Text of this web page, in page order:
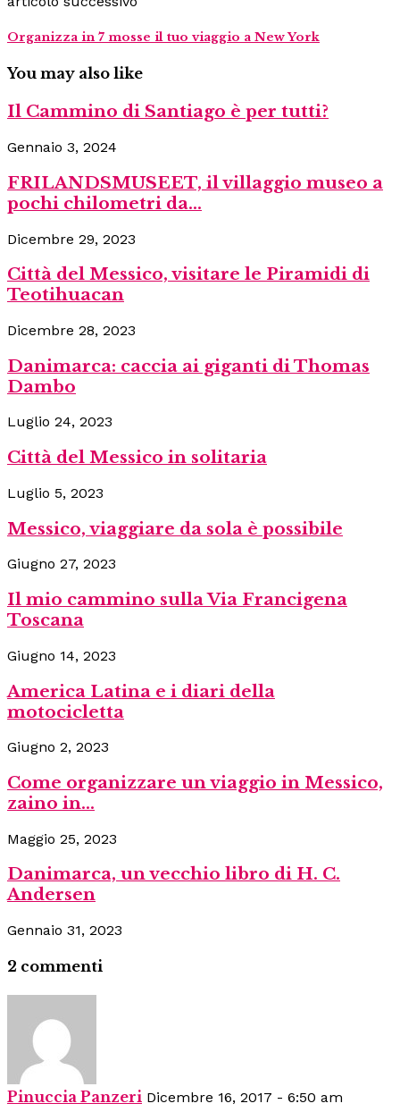
Organizza in 7 mosse il tuo viaggio a New York
You may also like
Il Cammino di Santiago è per tutti?
Gennaio 3, 2024
FRILANDSMUSEET, il villaggio museo a
pochi chilometri da...
Dicembre 29, 2023
Città del Messico, visitare le Piramidi di
Teotihuacan
Dicembre 28, 2023
Danimarca: caccia ai giganti di Thomas
Dambo
Luglio 24, 2023
Città del Messico in solitaria
Luglio 5, 2023
Messico, viaggiare da sola è possibile
Giugno 27, 2023
Il mio cammino sulla Via Francigena
Toscana
Giugno 14, 2023
America Latina e i diari della
motocicletta
Giugno 2, 2023
Come organizzare un viaggio in Messico,
zaino in...
Maggio 25, 2023
Danimarca, un vecchio libro di H. C.
Andersen
Gennaio 31, 2023
2 commenti
Pinuccia Panzeri Dicembre 16, 2017 - 6:50 am